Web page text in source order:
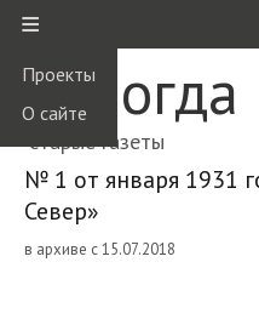
≡
Проекты
О сайте
Вологда
старые газеты
№ 1 от января 1931
Север»
в архиве с 15.07.2018